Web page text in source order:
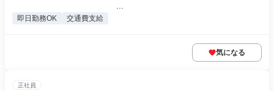
即日勤務OK 交通費支給
気になる
正社員